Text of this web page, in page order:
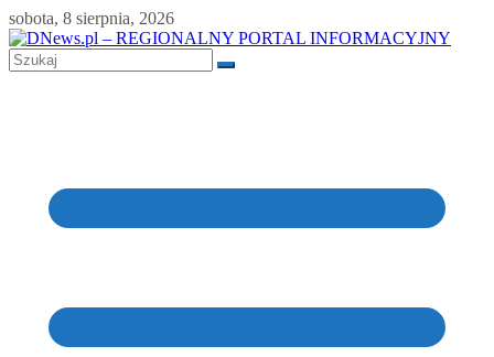
Skip
to
content
sobota, 8 sierpnia, 2026